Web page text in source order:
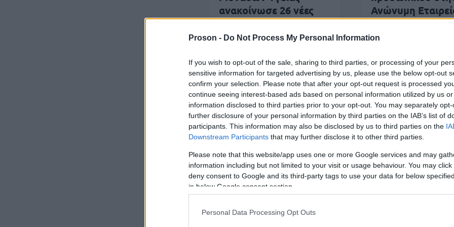
Proson - Do Not Process My Personal Information
If you wish to opt-out of the sale, sharing to third parties, or processing of your
sensitive information for targeted advertising by us, please use the below opt-out
confirm your selection. Please note that after your opt-out request is processed
continue seeing interest-based ads based on personal information utilized by us
information disclosed to third parties prior to your opt-out. You may separately
further disclosure of your personal information by third parties on the IAB’s list of
participants. This information may also be disclosed by us to third parties on the
Downstream Participants that may further disclose it to other third parties.
Please note that this website/app uses one or more Google services and may
information including but not limited to your visit or usage behaviour. You may
deny consent to Google and its third-party tags to use your data for below
in below Google consent section.
Personal Data Processing Opt Outs
ανακοίνωσε 26 νέες
θέσεις εργασίας
Ανώνυμη
Μονάδων Υγείας
(ΑΕΜΥ)
12 Δεκ 2024 10:37
Η Ανώνυμη Εταιρεία Μονάδων Υγείας
ανακοίνωσε νέες θέσεις προσωπικού
01
AEMY: 27 θέσεις